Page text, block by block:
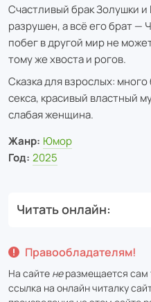
Счастливый брак Золушки
разрушен, а всё его брат —
побег в другой мир не
тому же хвоста и рогов.
Сказка для взрослых:
секса, красивый властный
слабая женщина.
Жанр: Юмор
Год: 2025
Читать онлайн
Правообладателям!
На сайте неразмещается сам
ссылка на онлайн читалку